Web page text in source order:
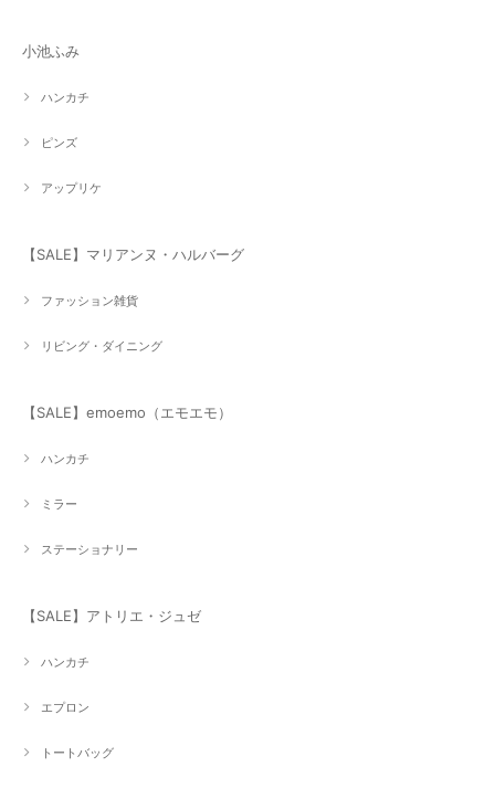
小池ふみ
ハンカチ
ピンズ
アップリケ
【SALE】マリアンヌ・ハルバーグ
ファッション雑貨
リビング・ダイニング
【SALE】emoemo（エモエモ）
ハンカチ
ミラー
ステーショナリー
【SALE】アトリエ・ジュゼ
ハンカチ
エプロン
トートバッグ